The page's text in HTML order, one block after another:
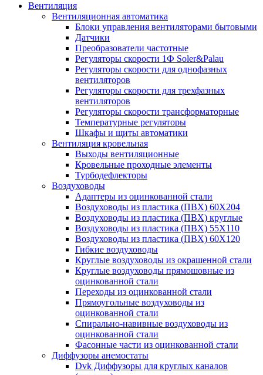
Вентиляция
Вентиляционная автоматика
Блоки управления вентиляторами бытовыми
Датчики
Преобразователи частотные
Регуляторы скорости 1Ф Soler&Palau
Регуляторы скорости для однофазных
вентиляторов
Регуляторы скорости для трехфазных
вентиляторов
Регуляторы скорости трансформаторные
Температурные регуляторы
Шкафы и щиты автоматики
Вентиляция кровельная
Выходы вентиляционные
Кровельные проходные элементы
Турбодефлекторы
Воздуховоды
Адаптеры из оцинкованной стали
Воздуховоды из пластика (ПВХ) 60Х204
Воздуховоды из пластика (ПВХ) круглые
Воздуховоды из пластика (ПВХ) 55Х110
Воздуховоды из пластика (ПВХ) 60Х120
Гибкие воздуховоды
Круглые воздуховоды из окрашенной стали
Круглые воздуховоды прямошовные из
оцинкованной стали
Переходы из оцинкованной стали
Прямоугольные воздуховоды из
оцинкованной стали
Спирально-навивные воздуховоды из
оцинкованной стали
Фасонные части из оцинкованной стали
Диффузоры анемостаты
Dvk Диффузоры для круглых каналов